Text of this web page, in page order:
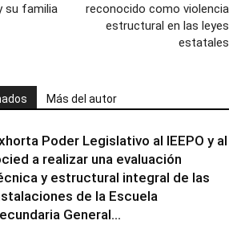
su familia
reconocido como violencia
estructural en las leyes
estatales
Más del autor
Poder Legislativo al IEEPO y al
a realizar una evaluación
y estructural integral de las
de la Escuela
General...